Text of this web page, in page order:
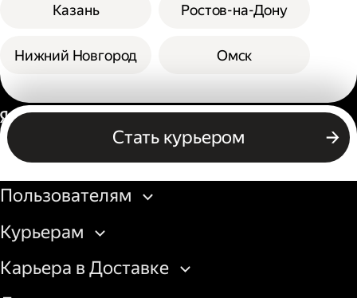
Казань
Нижний Новгород
Ростов-на-Дону
Омск
Стать курьером
Россия
Бизнесу
Пользователям
Курьерам
Карьера в Доставке